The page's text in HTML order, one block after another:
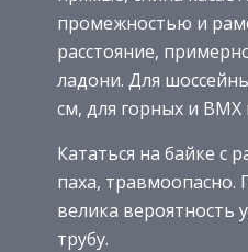
промежностью и
расстояние,
ладони. Для
см, для горных и
Кататься на байке с
паха, травмоопасно.
велика вероятность
трубу.